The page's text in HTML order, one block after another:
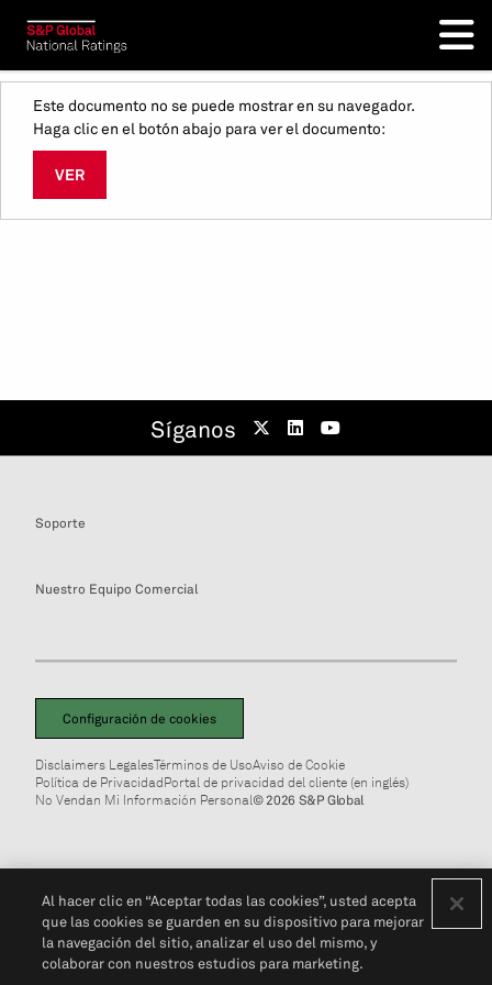
Este documento no se puede mostrar en su navegador.
Haga clic en el botón abajo para ver el documento:
VER
Síganos
Soporte
Nuestro Equipo Comercial
Configuración de cookies
Disclaimers LegalesTérminos de UsoAviso de Cookie
Política de PrivacidadPortal de privacidad del cliente (en inglés)
No Vendan Mi Información Personal© 2026 S&P Global
Al hacer clic en “Aceptar todas las cookies”, usted acepta
que las cookies se guarden en su dispositivo para mejorar
la navegación del sitio, analizar el uso del mismo, y
colaborar con nuestros estudios para marketing.